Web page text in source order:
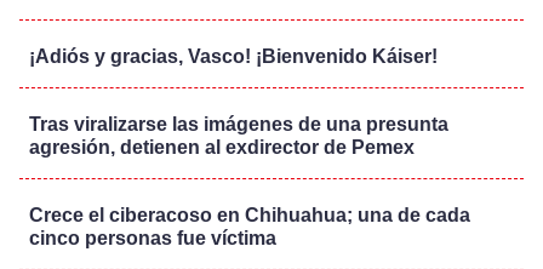
¡Adiós y gracias, Vasco! ¡Bienvenido Káiser!
Tras viralizarse las imágenes de una presunta
agresión, detienen al exdirector de Pemex
Crece el ciberacoso en Chihuahua; una de cada
cinco personas fue víctima